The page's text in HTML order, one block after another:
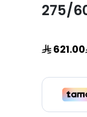
275/
621.00